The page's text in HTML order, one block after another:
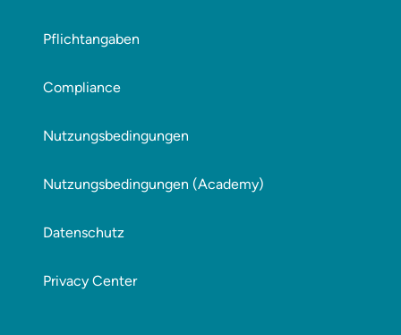
Pflichtangaben
Compliance
Nutzungsbedingungen
Nutzungsbedingungen (Academy)
Datenschutz
Privacy Center